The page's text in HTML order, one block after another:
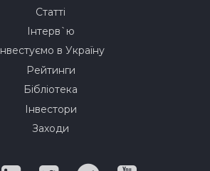
Статті
Інтерв`ю
Інвестуємо в Україну
Рейтинги
Бібліотека
Інвестори
Заходи